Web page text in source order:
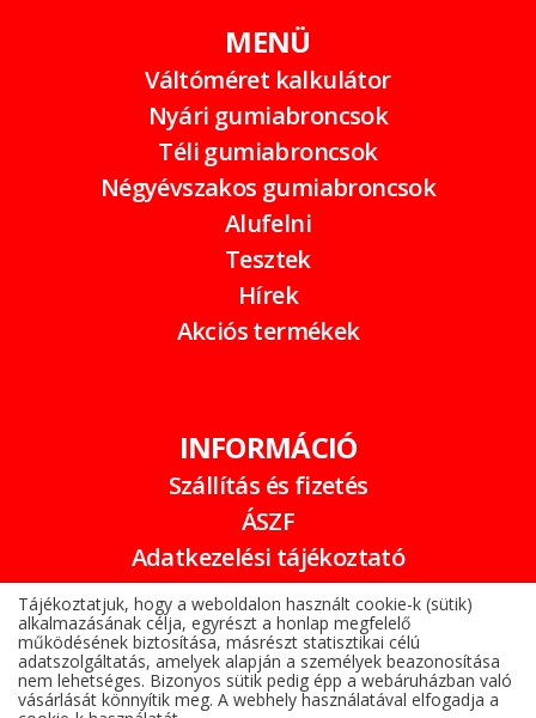
MENÜ
Váltóméret kalkulátor
Nyári gumiabroncsok
Téli gumiabroncsok
Négyévszakos gumiabroncsok
Alufelni
Tesztek
Hírek
Akciós termékek
INFORMÁCIÓ
Szállítás és fizetés
ÁSZF
Adatkezelési tájékoztató
Garancia
Online elállási nyilatkozat
Tájékoztatjuk, hogy a weboldalon használt cookie-k (sütik)
alkalmazásának célja, egyrészt a honlap megfelelő
működésének biztosítása, másrészt statisztikai célú
adatszolgáltatás, amelyek alapján a személyek beazonosítása
nem lehetséges. Bizonyos sütik pedig épp a webáruházban való
vásárlását könnyítik meg. A webhely használatával elfogadja a